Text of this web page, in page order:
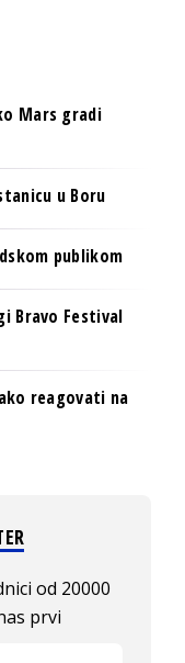
Mars gradi
u Boru
publikom
Bravo Festival
reagovati na
od 20000
prvi